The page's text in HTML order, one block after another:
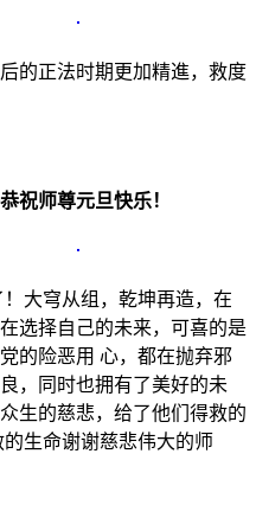
的正法时期更加精進，救度
祝师尊元旦快乐！
大穹从组，乾坤再造，在
选择自己的未来，可喜的是
的险恶用 心，都在抛弃邪
，同时也拥有了美好的未
生的慈悲，给了他们得救的
生命谢谢慈悲伟大的师